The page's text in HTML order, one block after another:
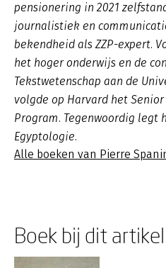
pensionering in 2021
journalistiek en
bekendheid als ZZP-expert.
het hoger onderwijs en de
Tekstwetenschap aan de
volgde op Harvard het
Program. Tegenwoordig legt
Egyptologie.
Alle boeken van Pierre
Boek bij dit artikel